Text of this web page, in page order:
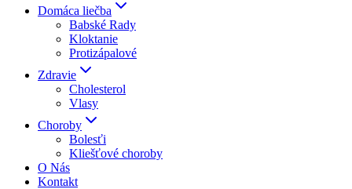
Domáca liečba
Babské Rady
Kloktanie
Protizápalové
Zdravie
Cholesterol
Vlasy
Choroby
Bolesťi
Kliešťové choroby
O Nás
Kontakt